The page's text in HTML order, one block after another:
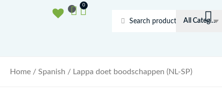
Search
0
Basket
Home / Spanish / Lappa doet boodschappen (NL-SP)